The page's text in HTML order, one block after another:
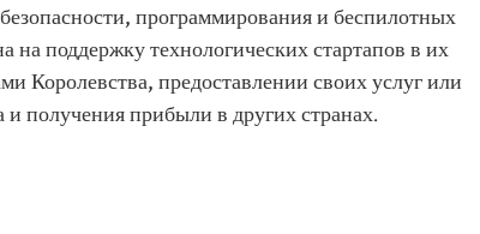
программирования и беспилотных
​​на поддержку технологических стартапов в их
Королевства, предоставлении своих услуг или
и получения прибыли в других странах.